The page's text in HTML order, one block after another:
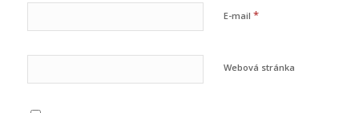
E-mail *
Webová stránka